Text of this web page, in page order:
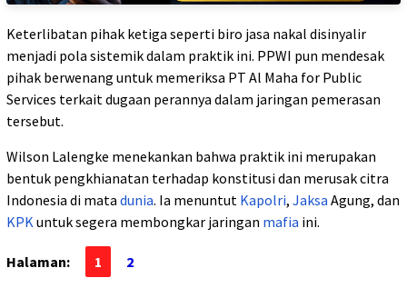
Keterlibatan pihak ketiga seperti biro jasa nakal disinyalir
menjadi pola sistemik dalam praktik ini. PPWI pun mendesak
pihak berwenang untuk memeriksa PT Al Maha for Public
Services terkait dugaan perannya dalam jaringan pemerasan
tersebut.
Wilson Lalengke menekankan bahwa praktik ini merupakan
bentuk pengkhianatan terhadap konstitusi dan merusak citra
Indonesia di mata dunia. Ia menuntut Kapolri, Jaksa Agung, dan
KPKuntuk segera membongkar jaringan mafia ini.
Halaman: 1 2